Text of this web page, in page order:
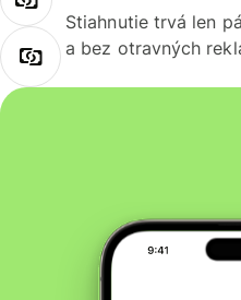
Stiahnutie trvá len
a bez otravných